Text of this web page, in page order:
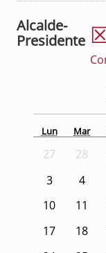
Alcalde-
Presidente
Lun Mar
27 28
3
4
10
11
17
18